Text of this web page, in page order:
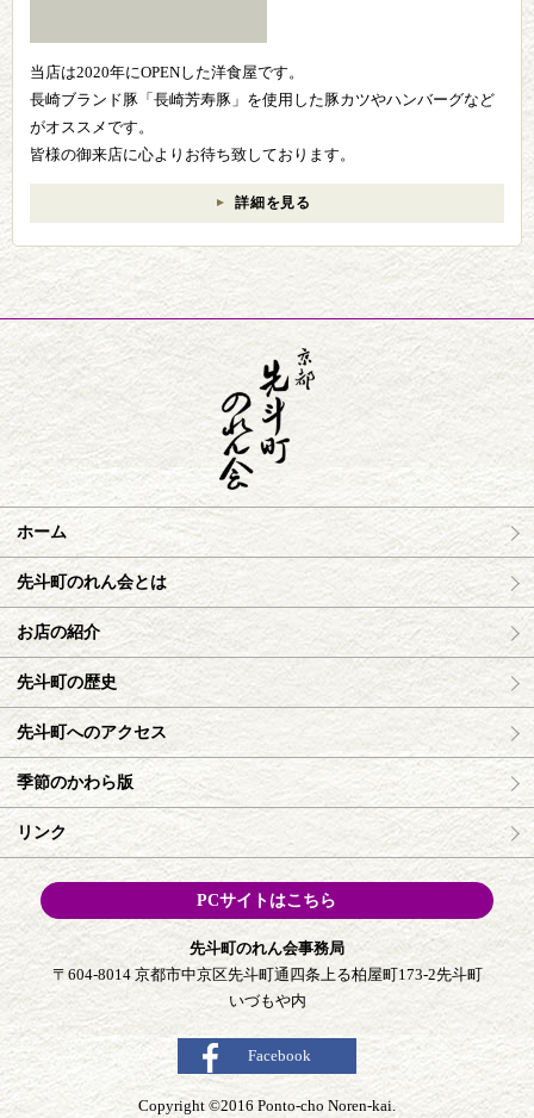
当店は2020年にOPENした洋食屋です。
長崎ブランド豚「長崎芳寿豚」を使用した豚カツやハンバーグなど
がオススメです。
皆様の御来店に心よりお待ち致しております。
詳細を見る
ホーム
先斗町のれん会とは
お店の紹介
先斗町の歴史
先斗町へのアクセス
季節のかわら版
リンク
PCサイトはこちら
先斗町のれん会事務局
〒604-8014 京都市中京区先斗町通四条上る柏屋町173-2先斗町
いづもや内
Facebook
Copyright ©2016 Ponto-cho Noren-kai.